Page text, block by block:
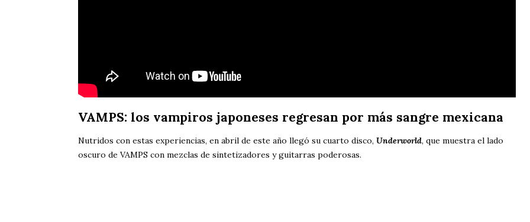
VAMPS: los vampiros japoneses regresan por más sangre mexicana
Nutridos con estas experiencias, en abril de este año llegó su cuarto disco, Underworld, que muestra el lado
oscuro de VAMPS con mezclas de sintetizadores y guitarras poderosas.